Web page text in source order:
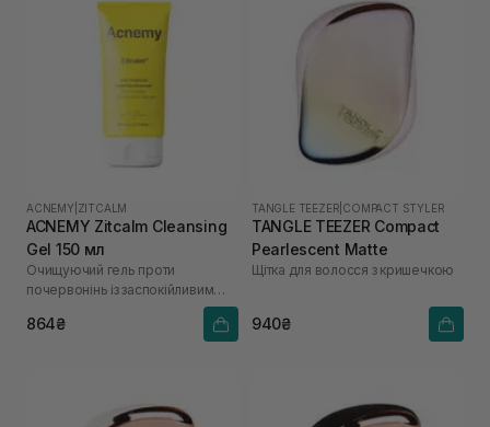
ACNEMY ZITCALM
ACNEMY Zitcalm Cleansing
Gel 150 мл
Очищуючий гель проти
почервонінь із заспокійливим
864₴
TANGLE TEEZER COMPACT STYLER
TANGLE TEEZER Compact
Pearlescent Matte
Щітка для волосся з кришечкою
940₴